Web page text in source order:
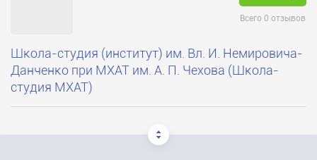
Всего 0 отзывов
Школа-студия (институт) им. Вл. И. Немировича-
Данченко при МХАТ им. А. П. Чехова (Школа-
студия МХАТ)